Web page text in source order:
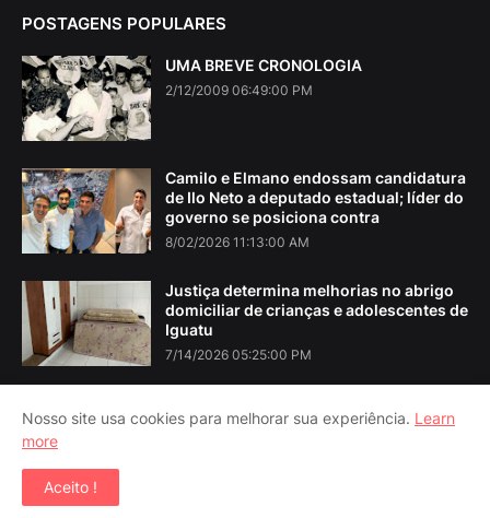
POSTAGENS POPULARES
UMA BREVE CRONOLOGIA
2/12/2009 06:49:00 PM
Camilo e Elmano endossam candidatura
de Ilo Neto a deputado estadual; líder do
governo se posiciona contra
8/02/2026 11:13:00 AM
Justiça determina melhorias no abrigo
domiciliar de crianças e adolescentes de
Iguatu
7/14/2026 05:25:00 PM
Nosso site usa cookies para melhorar sua experiência. Learn
more
Aceito !